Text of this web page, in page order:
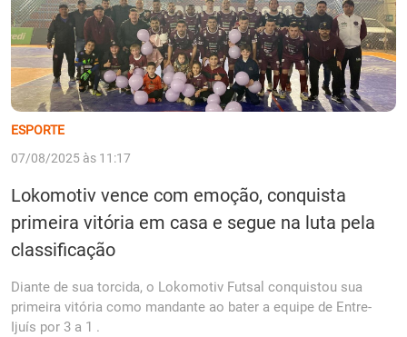
ESPORTE
07/08/2025 às 11:17
Lokomotiv vence com emoção, conquista
primeira vitória em casa e segue na luta pela
classificação
Diante de sua torcida, o Lokomotiv Futsal conquistou sua
primeira vitória como mandante ao bater a equipe de Entre-
Ijuís por 3 a 1 .